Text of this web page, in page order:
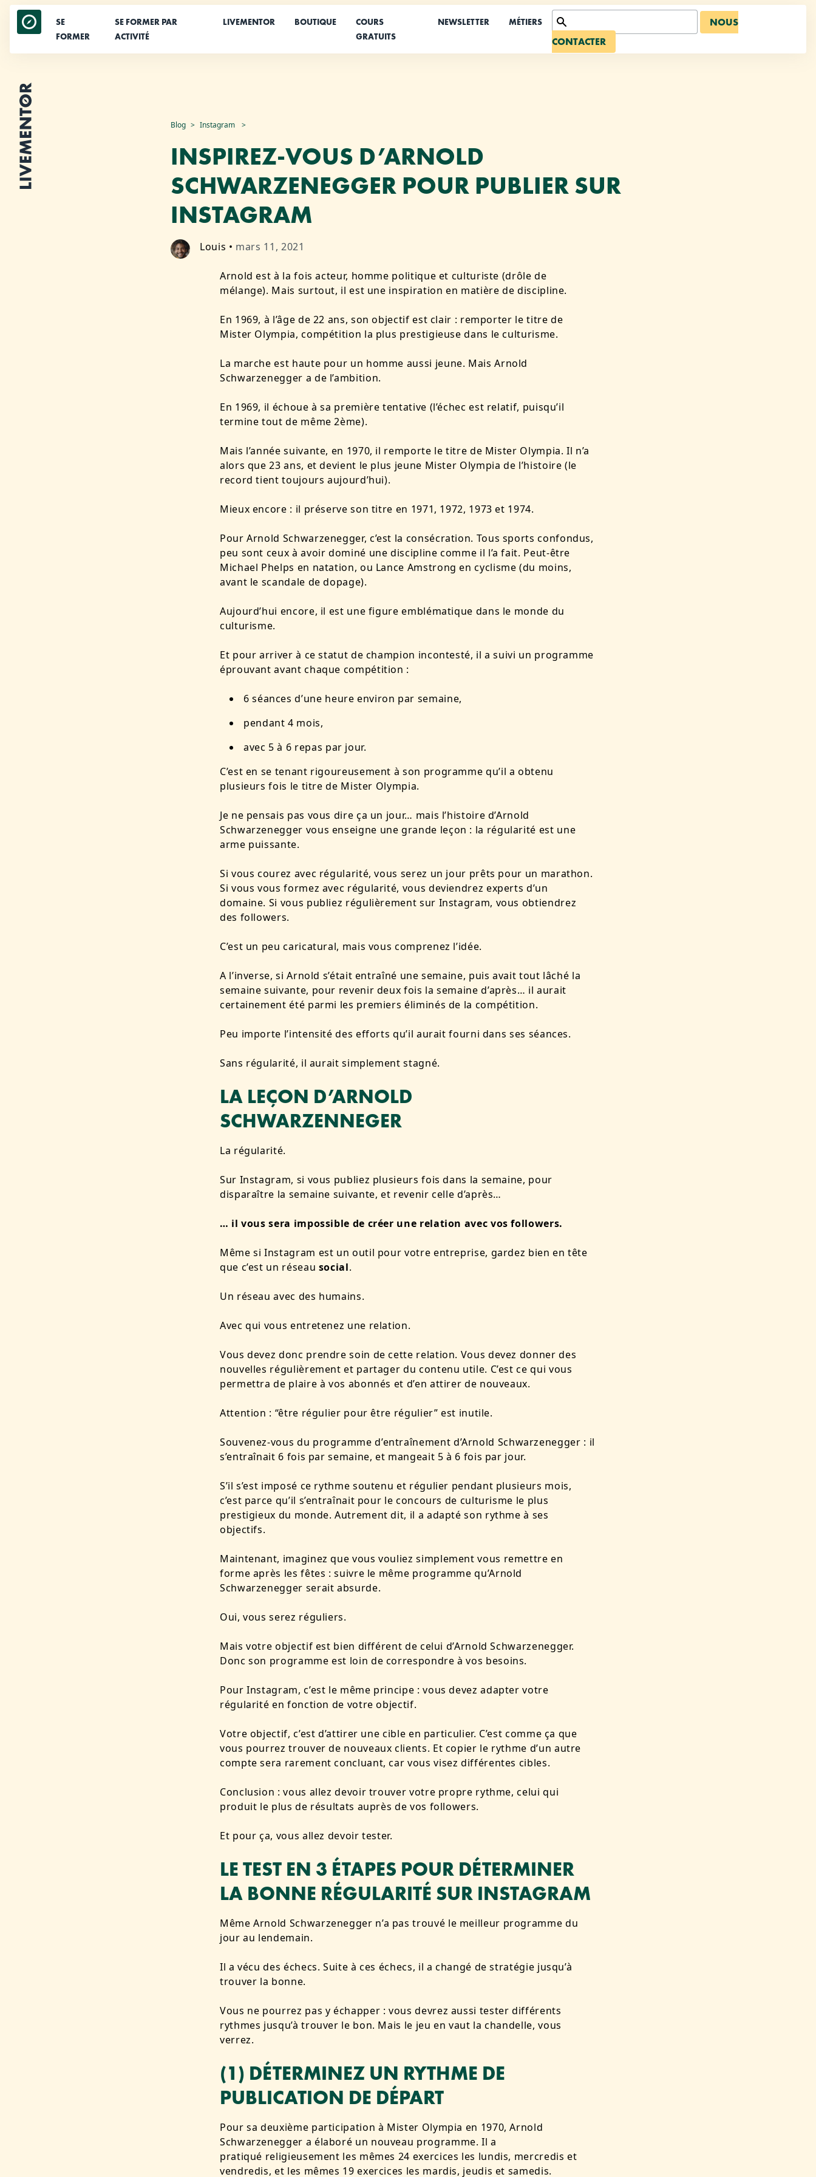
Aller
contenu
SE
FORMER
SE FORMER PAR
ACTIVITÉ
LIVEMENTOR BOUTIQUE
COURS
GRATUITS
NEWSLETTER MÉTIERS
NOUS
CONTACTER
Blog Instagram
INSPIREZ-VOUS D’ARNOLD
SCHWARZENEGGER POUR PUBLIER SUR
INSTAGRAM
Louis • mars 11, 2021
Arnold est à la fois acteur, homme politique et culturiste (drôle de
mélange). Mais surtout, il est une inspiration en matière de discipline.
En 1969, à l’âge de 22 ans, son objectif est clair : remporter le titre de
Mister Olympia, compétition la plus prestigieuse dans le culturisme.
La marche est haute pour un homme aussi jeune. Mais Arnold
Schwarzenegger a de l’ambition.
En 1969, il échoue à sa première tentative (l’échec est relatif, puisqu’il
termine tout de même 2ème).
Mais l’année suivante, en 1970, il remporte le titre de Mister Olympia. Il n’a
alors que 23 ans, et devient le plus jeune Mister Olympia de l’histoire (le
record tient toujours aujourd’hui).
Mieux encore : il préserve son titre en 1971, 1972, 1973 et 1974.
Pour Arnold Schwarzenegger, c’est la consécration. Tous sports confondus,
peu sont ceux à avoir dominé une discipline comme il l’a fait. Peut-être
Michael Phelps en natation, ou Lance Amstrong en cyclisme (du moins,
avant le scandale de dopage).
Aujourd’hui encore, il est une figure emblématique dans le monde du
culturisme.
Et pour arriver à ce statut de champion incontesté, il a suivi un programme
éprouvant avant chaque compétition :
6 séances d’une heure environ par semaine,
pendant 4 mois,
avec 5 à 6 repas par jour.
C’est en se tenant rigoureusement à son programme qu’il a obtenu
plusieurs fois le titre de Mister Olympia.
Je ne pensais pas vous dire ça un jour… mais l’histoire d’Arnold
Schwarzenegger vous enseigne une grande leçon : la régularité est une
arme puissante.
Si vous courez avec régularité, vous serez un jour prêts pour un marathon.
Si vous vous formez avec régularité, vous deviendrez experts d’un
domaine. Si vous publiez régulièrement sur Instagram, vous obtiendrez
des followers.
C’est un peu caricatural, mais vous comprenez l’idée.
A l’inverse, si Arnold s’était entraîné une semaine, puis avait tout lâché la
semaine suivante, pour revenir deux fois la semaine d’après… il aurait
certainement été parmi les premiers éliminés de la compétition.
Peu importe l’intensité des efforts qu’il aurait fourni dans ses séances.
Sans régularité, il aurait simplement stagné.
LA LEÇON D’ARNOLD
SCHWARZENNEGER
La régularité.
Sur Instagram, si vous publiez plusieurs fois dans la semaine, pour
disparaître la semaine suivante, et revenir celle d’après…
… il vous sera impossible de créer une relation avec vos followers.
Même si Instagram est un outil pour votre entreprise, gardez bien en tête
que c’est un réseau social.
Un réseau avec des humains.
Avec qui vous entretenez une relation.
Vous devez donc prendre soin de cette relation. Vous devez donner des
nouvelles régulièrement et partager du contenu utile. C’est ce qui vous
permettra de plaire à vos abonnés et d’en attirer de nouveaux.
Attention : “être régulier pour être régulier” est inutile.
Souvenez-vous du programme d’entraînement d’Arnold Schwarzenegger : il
s’entraînait 6 fois par semaine, et mangeait 5 à 6 fois par jour.
S’il s’est imposé ce rythme soutenu et régulier pendant plusieurs mois,
c’est parce qu’il s’entraînait pour le concours de culturisme le plus
prestigieux du monde. Autrement dit, il a adapté son rythme à ses
objectifs.
Maintenant, imaginez que vous vouliez simplement vous remettre en
forme après les fêtes : suivre le même programme qu’Arnold
Schwarzenegger serait absurde.
Oui, vous serez réguliers.
Mais votre objectif est bien différent de celui d’Arnold Schwarzenegger.
Donc son programme est loin de correspondre à vos besoins.
Pour Instagram, c’est le même principe : vous devez adapter votre
régularité en fonction de votre objectif.
Votre objectif, c’est d’attirer une cible en particulier. C’est comme ça que
vous pourrez trouver de nouveaux clients. Et copier le rythme d’un autre
compte sera rarement concluant, car vous visez différentes cibles.
Conclusion : vous allez devoir trouver votre propre rythme, celui qui
produit le plus de résultats auprès de vos followers.
Et pour ça, vous allez devoir tester.
LE TEST EN 3 ÉTAPES POUR DÉTERMINER
LA BONNE RÉGULARITÉ SUR INSTAGRAM
Même Arnold Schwarzenegger n’a pas trouvé le meilleur programme du
jour au lendemain.
Il a vécu des échecs. Suite à ces échecs, il a changé de stratégie jusqu’à
trouver la bonne.
Vous ne pourrez pas y échapper : vous devrez aussi tester différents
rythmes jusqu’à trouver le bon. Mais le jeu en vaut la chandelle, vous
verrez.
(1) DÉTERMINEZ UN RYTHME DE
PUBLICATION DE DÉPART
Pour sa deuxième participation à Mister Olympia en 1970, Arnold
Schwarzenegger a élaboré un nouveau programme. Il a
pratiqué religieusement les mêmes 24 exercices les lundis, mercredis et
vendredis, et les mêmes 19 exercices les mardis, jeudis et samedis.